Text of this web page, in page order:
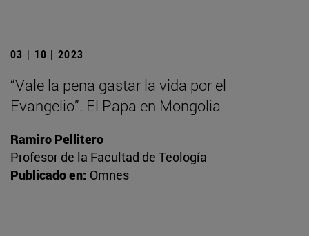
03 | 10 | 2023
“Vale la pena gastar la vida por el
Evangelio”. El Papa en Mongolia
Ramiro Pellitero
Profesor de la Facultad de Teología
Publicado en: Omnes